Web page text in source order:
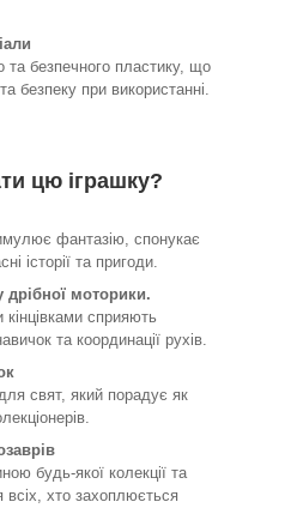
та безпечного пластику, що
безпеку при використанні.
цю іграшку?
фантазію, спонукає
історії та пригоди.
дрібної моторики.
кінцівками сприяють
та координації рухів.
свят, який порадує як
будь-якої колекції та
хто захоплюється